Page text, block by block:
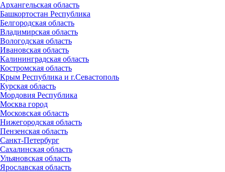
Архангельская область
Башкортостан Республика
Белгородская область
Владимирская область
Вологодская область
Ивановская область
Калининградская область
Костромская область
Крым Республика и г.Севастополь
Курская область
Мордовия Республика
Москва город
Московская область
Нижегородская область
Пензенская область
Санкт-Петербург
Сахалинская область
Ульяновская область
Ярославская область